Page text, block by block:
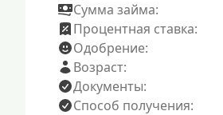
Сумма займа:
Процентная ставка:
Одобрение:
Возраст:
Документы:
Способ получения: